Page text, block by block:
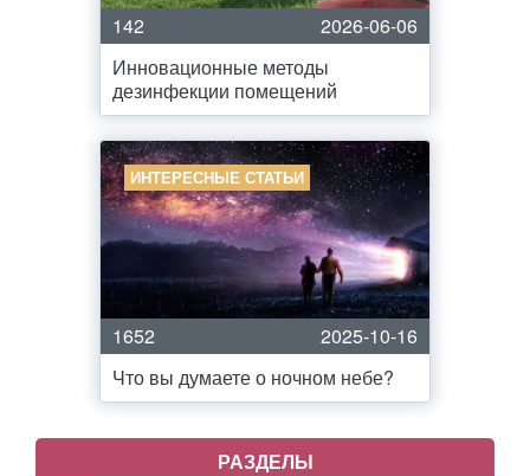
142
2026-06-06
Инновационные методы
дезинфекции помещений
ИНТЕРЕСНЫЕ СТАТЬИ
1652
2025-10-16
Что вы думаете о ночном небе?
РАЗДЕЛЫ